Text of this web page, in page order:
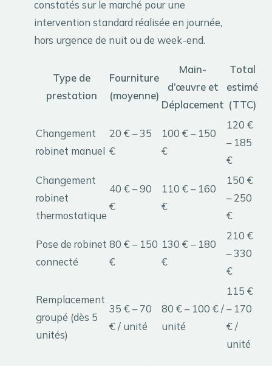
constatés sur le marché pour une
intervention standard réalisée en journée,
hors urgence de nuit ou de week-end.
Type de
prestation
Fourniture
(moyenne)
Main-
d’œuvre et
Déplacement
Total
estimé
(TTC)
Changement
robinet manuel
20 € – 35
€
100 € – 150
€
120 €
– 185
€
Changement
robinet
thermostatique
40 € – 90
€
110 € – 160
€
150 €
– 250
€
Pose de robinet
connecté
80 € – 150
€
130 € – 180
€
210 €
– 330
€
Remplacement
groupé (dès 5
unités)
35 € – 70
€ / unité
80 € – 100 € /
unité
115 €
– 170
€ /
unité